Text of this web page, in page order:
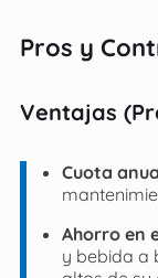
Pros y
Ventajas
Cuota
Ahorro en
y bebida a